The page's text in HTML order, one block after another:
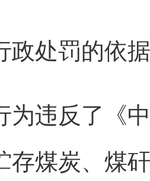
处罚的依据
反了《中
存煤炭、煤